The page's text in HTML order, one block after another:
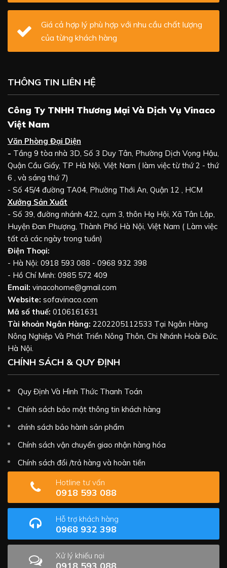
Giá cả hợp lý phù hợp với nhu cầu chất lượng
của từng khách hàng
THÔNG TIN LIÊN HỆ
Công Ty TNHH Thương Mại Và Dịch Vụ Vinaco
Việt Nam
Văn Phòng Đại Diện
- Tầng 9 tòa nhà 3D, Số 3 Duy Tân, Phường Dịch Vọng Hậu,
Quận Cầu Giấy, TP Hà Nội, Việt Nam ( làm việc từ thứ 2 - thứ
6 , và sáng thứ 7)
- Số 45/4 đường TA04, Phường Thới An, Quận 12 , HCM
Xưởng Sản Xuất
- Số 39, đường nhánh 422, cụm 3, thôn Hạ Hội, Xã Tân Lập,
Huyện Đan Phượng, Thành Phố Hà Nội, Việt Nam ( Làm việc
tất cả các ngày trong tuần)
Điện Thoại:
- Hà Nội: 0918 593 088 - 0968 932 398
- Hồ Chí Minh: 0985 572 409
Email: vinacohome@gmail.com
Website: sofavinaco.com
Mã số thuế: 0106161631
Tài khoản Ngân Hàng: 2202205112533 Tại Ngân Hàng
Nông Nghiệp Và Phát Triển Nông Thôn, Chi Nhánh Hoài Đức,
Hà Nội.
CHÍNH SÁCH & QUY ĐỊNH
Quy Định Và Hình Thức Thanh Toán
Chính sách bảo mật thông tin khách hàng
chính sách bảo hành sản phẩm
Chính sách vận chuyển giao nhận hàng hóa
Chính sách đổi /trả hàng và hoàn tiền
Hotline tư vấn
0918 593 088
Hỗ trợ khách hàng
0968 932 398
Xử lý khiếu nại
0918 593 088